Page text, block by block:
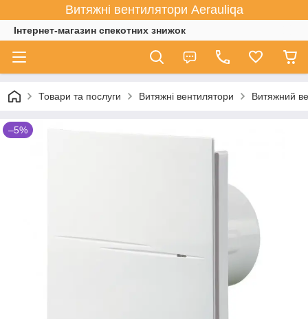
Витяжні вентилятори Aerauliqa
Інтернет-магазин спекотних знижок
Товари та послуги Витяжні вентилятори Витяжний
–5%